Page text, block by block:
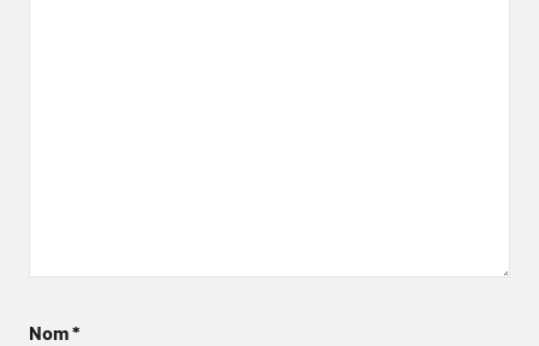
Nom*